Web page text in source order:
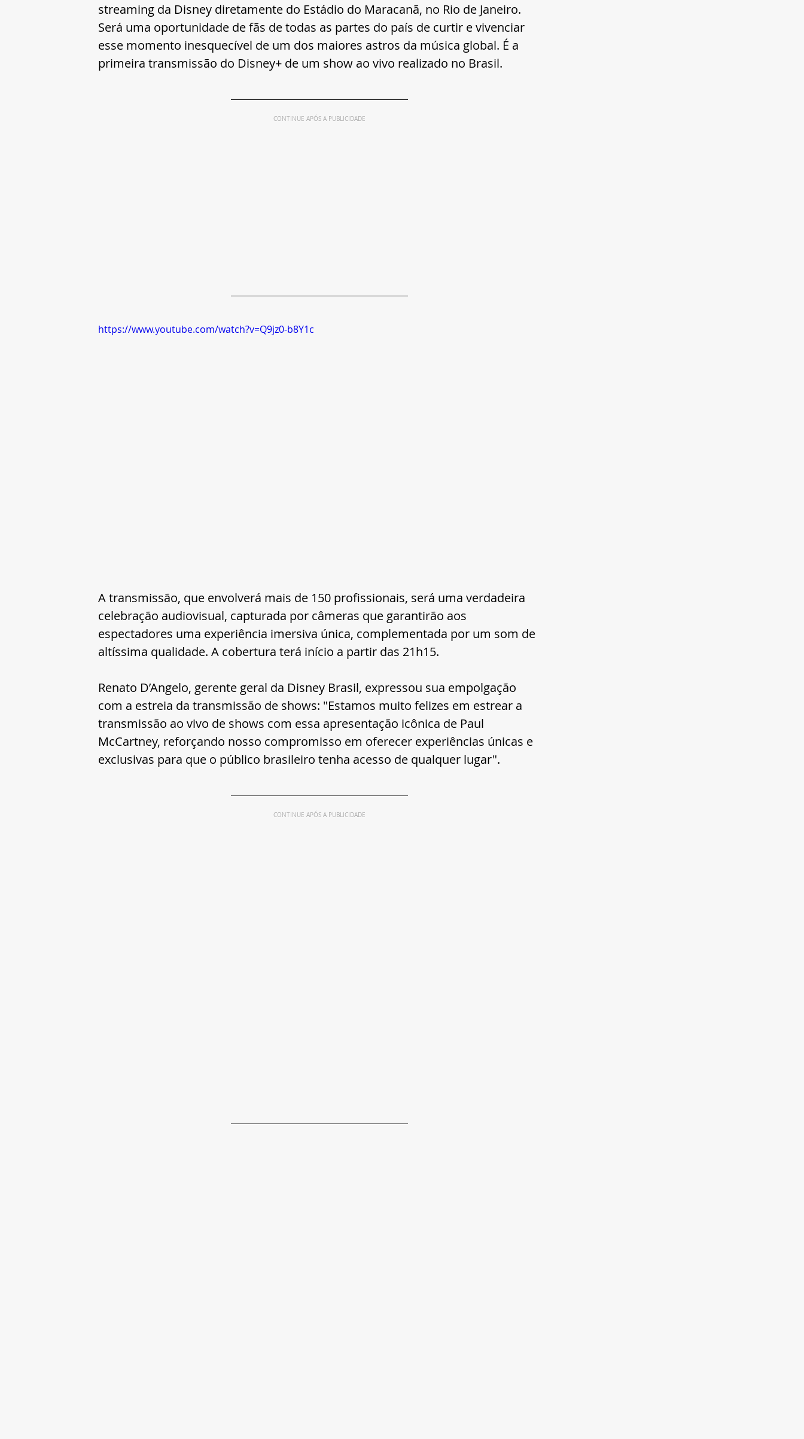
streaming da Disney diretamente do Estádio do Maracanã, no Rio de Janeiro.
Será uma oportunidade de fãs de todas as partes do país de curtir e vivenciar
esse momento inesquecível de um dos maiores astros da música global. É a
primeira transmissão do Disney+ de um show ao vivo realizado no Brasil.
CONTINUE APÓS A PUBLICIDADE
https://www.youtube.com/watch?v=Q9jz0-b8Y1c
A transmissão, que envolverá mais de 150 profissionais, será uma verdadeira
celebração audiovisual, capturada por câmeras que garantirão aos
espectadores uma experiência imersiva única, complementada por um som de
altíssima qualidade. A cobertura terá início a partir das 21h15.
Renato D’Angelo, gerente geral da Disney Brasil, expressou sua empolgação
com a estreia da transmissão de shows: "Estamos muito felizes em estrear a
transmissão ao vivo de shows com essa apresentação icônica de Paul
McCartney, reforçando nosso compromisso em oferecer experiências únicas e
exclusivas para que o público brasileiro tenha acesso de qualquer lugar".
CONTINUE APÓS A PUBLICIDADE